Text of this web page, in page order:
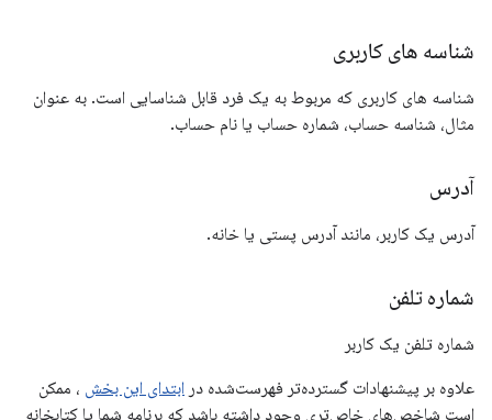
شناسه های کاربری
شناسه های کاربری که مربوط به یک فرد قابل شناسایی است. به عنوان
مثال، شناسه حساب، شماره حساب یا نام حساب.
آدرس
آدرس یک کاربر، مانند آدرس پستی یا خانه.
شماره تلفن
شماره تلفن یک کاربر
علاوه بر پیشنهادات گسترده‌تر فهرست‌شده در ابتدای این بخش ، ممکن
است شاخص‌های خاص‌تری وجود داشته باشد که برنامه شما یا کتابخانه